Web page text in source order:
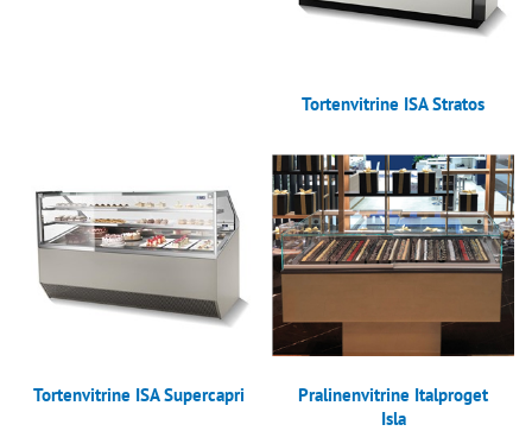
Tortenvitrine ISA Stratos
Tortenvitrine ISA Supercapri
Pralinenvitrine Italproget
Isla